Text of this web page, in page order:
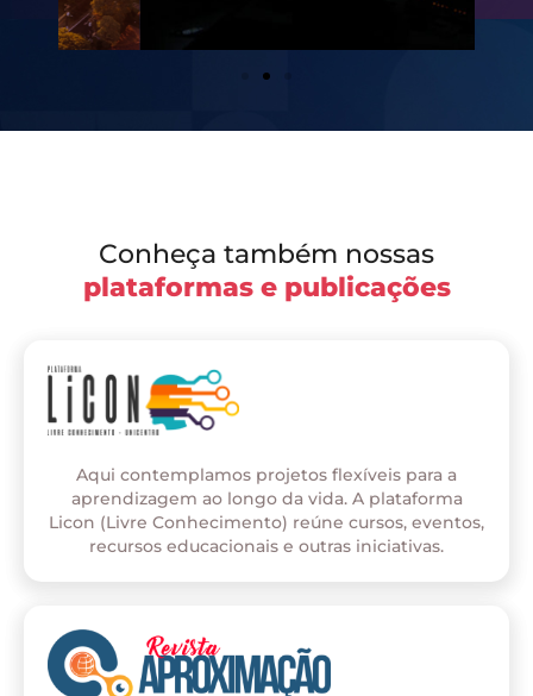
Conheça também nossas
plataformas e publicações
Aqui contemplamos projetos flexíveis para a
aprendizagem ao longo da vida. A plataforma
Licon (Livre Conhecimento) reúne cursos, eventos,
recursos educacionais e outras iniciativas.